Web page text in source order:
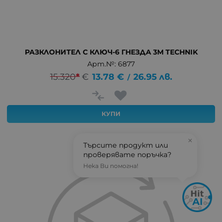
РАЗКЛОНИТЕЛ С КЛЮЧ-6 ГНЕЗДА 3М TECHNIK
Арт.№: 6877
15.320* € 13.78 € / 26.95 лв.
КУПИ
×
Търсите продукт или
проверявате поръчка?
Нека Ви помогна!